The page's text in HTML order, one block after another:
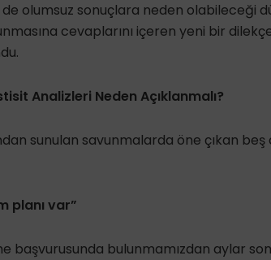
olumsuz sonuçlara neden olabileceği
cevaplarını içeren yeni bir
Analizleri Neden Açıklanmalı?
sunulan savunmalarda öne çıkan
planı var”
başvurusunda bulunmamızdan aylar